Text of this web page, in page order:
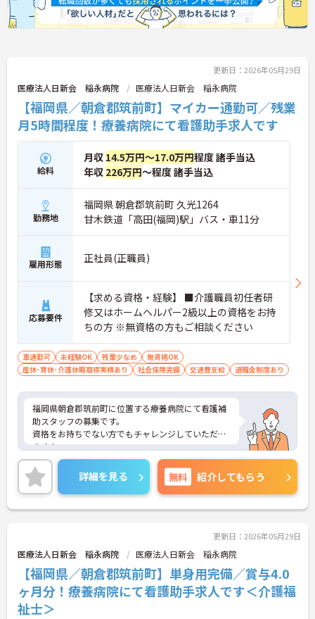
更新日：2026年05月29日
医療法人日新会 稲永病院 医療法人日新会 稲永病院
【福岡県／朝倉郡筑前町】マイカー通勤可／残業
月5時間程度！療養病院にて看護助手求人です
給料
月収 14.5万円～17.0万円程度 諸手当込
年収 226万円～程度 諸手当込
勤務地
福岡県 朝倉郡筑前町 久光1264
甘木鉄道「高田(福岡)駅」バス・車11分
雇用形態 正社員(正職員)
応募要件
【求める資格・経験】 ■介護職員初任者研
修又はホームヘルパー2級以上の資格をお持
ちの方 ※無資格の方もご相談ください
車通勤可 未経験OK 残業少なめ
無資格OK
産休･育休･介護休暇取得実績あり
社会保険完備 交通費支給 退職金制度あり
福岡県朝倉郡筑前町に位置する療養病院にて看護補
助スタッフの募集です。
資格をお持ちでない方でもチャレンジしていただけ
ます！
単身寮完備のため、遠方より引っ越しを伴うご入職
の方にもオススメです！
ご興味のある方には、面接対策ポイントなど、さら
に詳細をお話しいたしますので、お気軽にご相談く
ださい。
詳細を見る 無料 紹介してもらう
更新日：2026年05月29日
医療法人日新会 稲永病院 医療法人日新会 稲永病院
【福岡県／朝倉郡筑前町】単身用完備／賞与4.0
ヶ月分！療養病院にて看護助手求人です＜介護福
祉士＞